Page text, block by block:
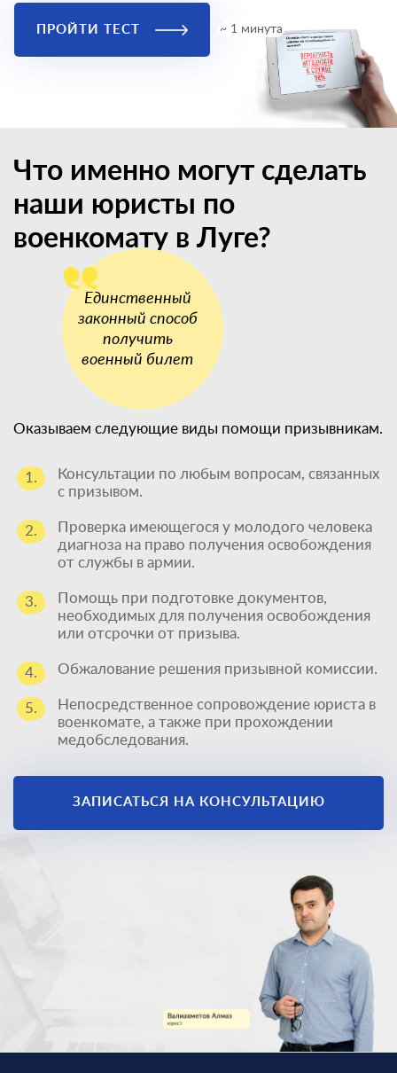
ПРОЙТИ ТЕСТ ~ 1 минута
Что именно могут сделать
наши юристы по
военкомату в Луге?
Оказываем следующие виды помощи призывникам.
1.
Консультации по любым вопросам, связанных
с призывом.
2.
Проверка имеющегося у молодого человека
диагноза на право получения освобождения
от службы в армии.
3.
Помощь при подготовке документов,
необходимых для получения освобождения
или отсрочки от призыва.
4. Обжалование решения призывной комиссии.
5.
Непосредственное сопровождение юриста в
военкомате, а также при прохождении
медобследования.
ЗАПИСАТЬСЯ НА КОНСУЛЬТАЦИЮ